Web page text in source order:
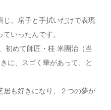
、扇子と手拭いだけで表現
いったんです。
初めて師匠・桂 米團治（当
に、スゴく華があって、と
も好きになり、２つの夢が